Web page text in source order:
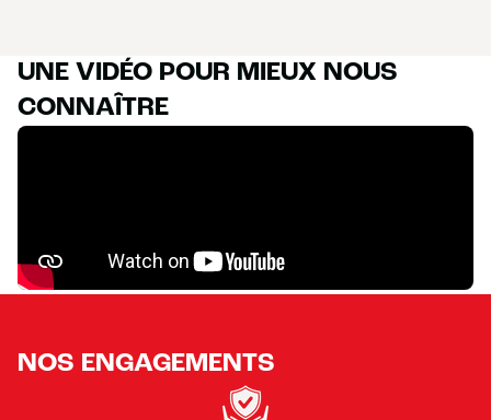
UNE VIDÉO POUR MIEUX NOUS
CONNAÎTRE
NOS ENGAGEMENTS